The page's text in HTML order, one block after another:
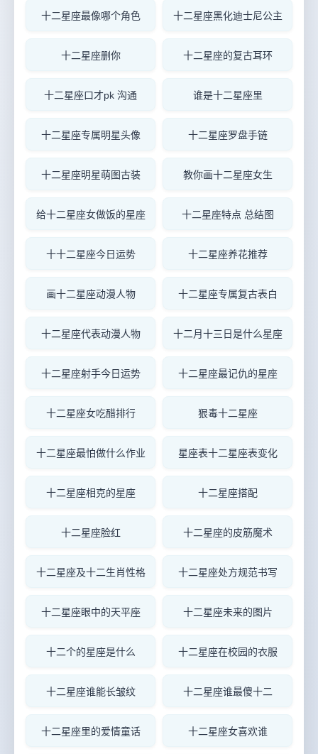
十二星座最像哪个角色 十二星座黑化迪士尼公主
十二星座删你 十二星座的复古耳环
十二星座口才pk 沟通 谁是十二星座里
十二星座专属明星头像 十二星座罗盘手链
十二星座明星萌图古装 教你画十二星座女生
给十二星座女做饭的星座 十二星座特点 总结图
十十二星座今日运势 十二星座养花推荐
画十二星座动漫人物 十二星座专属复古表白
十二星座代表动漫人物 十二月十三日是什么星座
十二星座射手今日运势 十二星座最记仇的星座
十二星座女吃醋排行 狠毒十二星座
十二星座最怕做什么作业 星座表十二星座表变化
十二星座相克的星座 十二星座搭配
十二星座脸红 十二星座的皮筋魔术
十二星座及十二生肖性格 十二星座处方规范书写
十二星座眼中的天平座 十二星座未来的图片
十二个的星座是什么 十二星座在校园的衣服
十二星座谁能长皱纹 十二星座谁最傻十二
十二星座里的爱情童话 十二星座女喜欢谁